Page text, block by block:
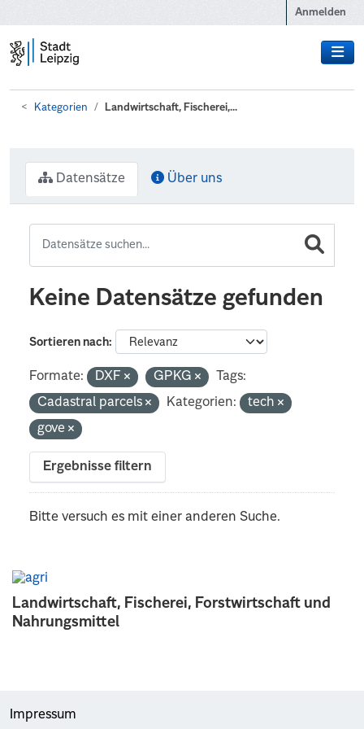
Anmelden
Kategorien Landwirtschaft, Fischerei,...
Landwirtschaft, Fischerei, Forstwirtschaft und
Nahrungsmittel
Datensätze Über uns
Keine Datensätze gefunden
Sortieren nach
Formate: DXF GPKG
Tags:
Cadastral parcels
Kategorien:
tech
gove
Ergebnisse filtern
Bitte versuch es mit einer anderen Suche.
Impressum